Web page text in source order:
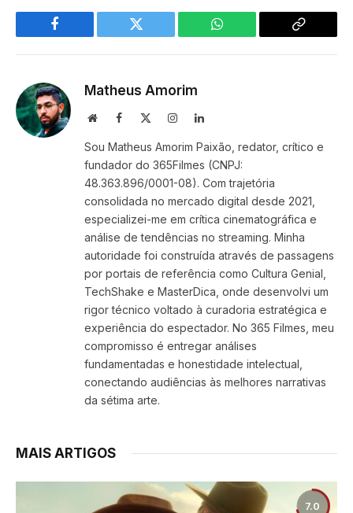
Facebook Twitter WhatsApp
Copy
Matheus Amorim
WebsiteFacebook InstagramLinkedIn
Sou Matheus Amorim Paixão, redator, crítico e
fundador do 365Filmes (CNPJ:
48.363.896/0001-08). Com trajetória
consolidada no mercado digital desde 2021,
especializei-me em crítica cinematográfica e
análise de tendências no streaming. Minha
autoridade foi construída através de passagens
por portais de referência como Cultura Genial,
TechShake e MasterDica, onde desenvolvi um
rigor técnico voltado à curadoria estratégica e
experiência do espectador. No 365 Filmes, meu
compromisso é entregar análises
fundamentadas e honestidade intelectual,
conectando audiências às melhores narrativas
da sétima arte.
MAIS ARTIGOS
7.0